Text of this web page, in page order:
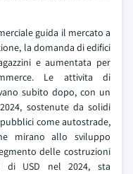
guida il mercato a
la domanda di edifici
e aumentata per
Le attivita di
subito dopo, con un
sostenute da solidi
come autostrade,
mirano allo sviluppo
delle costruzioni
di USD nel 2024, sta